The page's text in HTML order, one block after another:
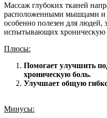
Массаж глубоких тканей
расположенными мышцами
особенно полезен для
испытывающих хроническую
Плюсы:
Помогает улучшить
хроническую боль.
Улучшает общую
Минусы: